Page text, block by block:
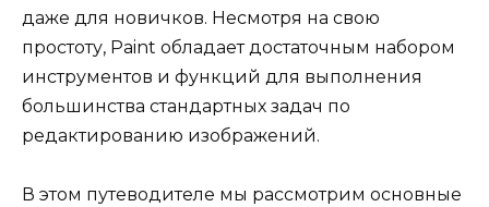
даже для новичков. Несмотря на свою
простоту, Paint обладает достаточным набором
инструментов и функций для выполнения
большинства стандартных задач по
редактированию изображений.
В этом путеводителе мы рассмотрим основные